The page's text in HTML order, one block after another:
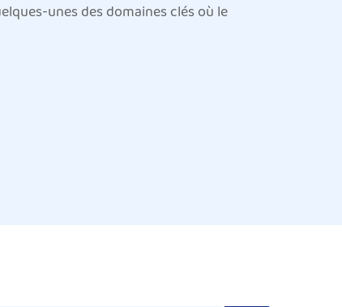
unes des domaines clés où le
de compression aident à améliorer la
une activité prolongée.